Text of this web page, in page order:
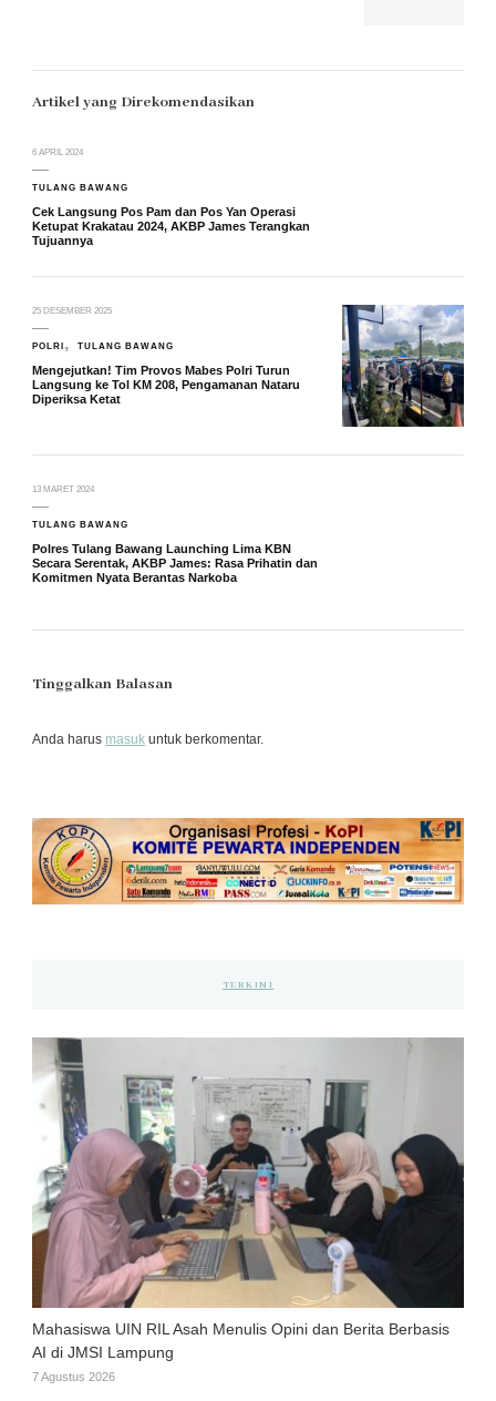
Artikel yang Direkomendasikan
6 APRIL 2024
TULANG BAWANG
Cek Langsung Pos Pam dan Pos Yan Operasi
Ketupat Krakatau 2024, AKBP James Terangkan
Tujuannya
25 DESEMBER 2025
POLRI TULANG BAWANG
Mengejutkan! Tim Provos Mabes Polri Turun
Langsung ke Tol KM 208, Pengamanan Nataru
Diperiksa Ketat
13 MARET 2024
TULANG BAWANG
Polres Tulang Bawang Launching Lima KBN
Secara Serentak, AKBP James: Rasa Prihatin dan
Komitmen Nyata Berantas Narkoba
Tinggalkan Balasan
Anda harus masuk untuk berkomentar.
TERKINI
Mahasiswa UIN RIL Asah Menulis Opini dan Berita Berbasis
AI di JMSI Lampung
7 Agustus 2026